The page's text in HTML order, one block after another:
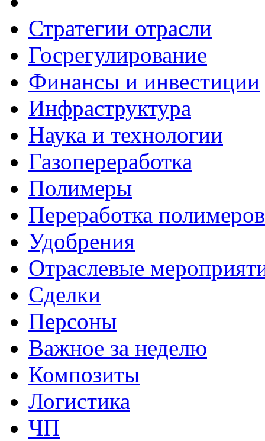
Стратегии отрасли
Госрегулирование
Финансы и инвестиции
Инфраструктура
Наука и технологии
Газопереработка
Полимеры
Переработка полимеров
Удобрения
Отраслевые
Сделки
Персоны
Важное за неделю
Композиты
Логистика
ЧП